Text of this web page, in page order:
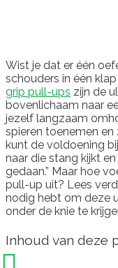
Wist je dat er één
schouders in één
grip pull-ups zijn de
bovenlichaam naar
jezelf langzaam
spieren toenemen en
kunt de voldoening
naar die stang kijkt
gedaan.” Maar hoe
pull-up uit? Lees
nodig hebt om deze
onder de knie te
Inhoud van deze